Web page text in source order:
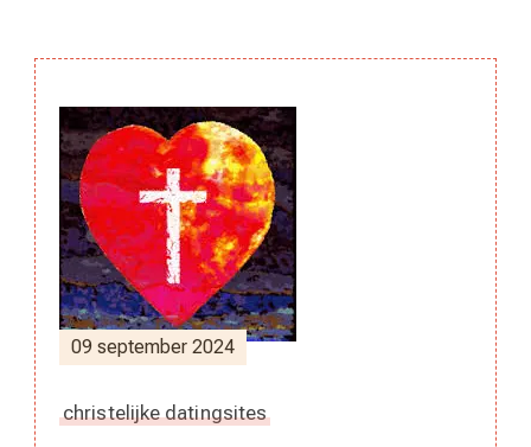
Berichtnavigatie
09 september 2024
christelijke datingsites